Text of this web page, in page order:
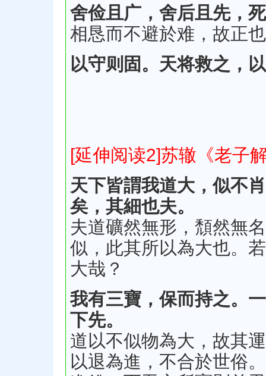
舍俭且广，舍后且先，
相恳而不避於难，故正
以守则固。天将救之，
[延伸阅读2]苏辙《老子
天下皆謂我道大，似不
矣，其細也夫。
夫道礦然無形，頹然無
似，此其所以為大也。
大哉？
我有三寶，保而持之。
下先。
道以不似物為大，故其
以退為進，不合於世俗